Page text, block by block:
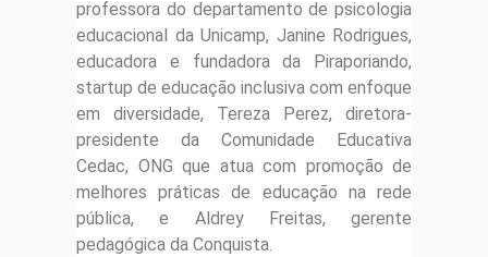
professora do departamento de psicologia
educacional da Unicamp, Janine Rodrigues,
educadora e fundadora da Piraporiando,
startup de educação inclusiva com enfoque
em diversidade, Tereza Perez, diretora-
presidente da Comunidade Educativa
Cedac, ONG que atua com promoção de
melhores práticas de educação na rede
pública, e Aldrey Freitas, gerente
pedagógica da Conquista.